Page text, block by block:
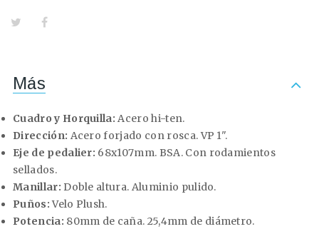
Más
Cuadro y Horquilla: Acero hi-ten.
Dirección: Acero forjado con rosca. VP 1".
Eje de pedalier: 68x107mm. BSA. Con rodamientos
sellados.
Manillar: Doble altura. Aluminio pulido.
Puños:Velo Plush.
Potencia: 80mm de caña. 25,4mm de diámetro.